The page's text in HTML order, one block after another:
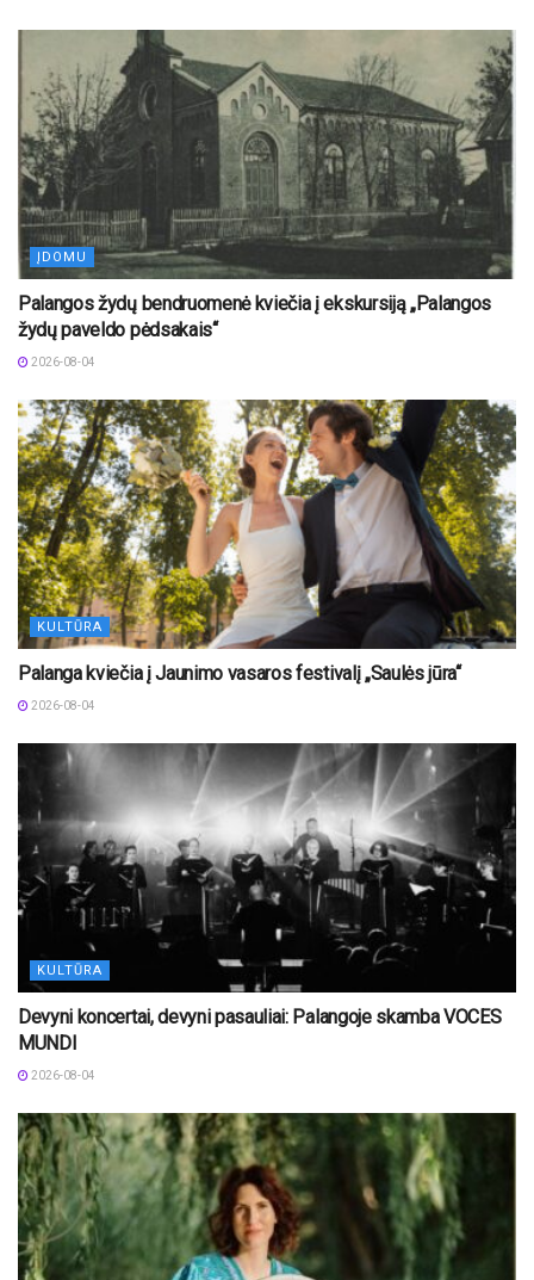
ĮDOMU
Palangos žydų bendruomenė kviečia į ekskursiją „Palangos
žydų paveldo pėdsakais“
2026-08-04
KULTŪRA
Palanga kviečia į Jaunimo vasaros festivalį „Saulės jūra“
2026-08-04
KULTŪRA
Devyni koncertai, devyni pasauliai: Palangoje skamba VOCES
MUNDI
2026-08-04